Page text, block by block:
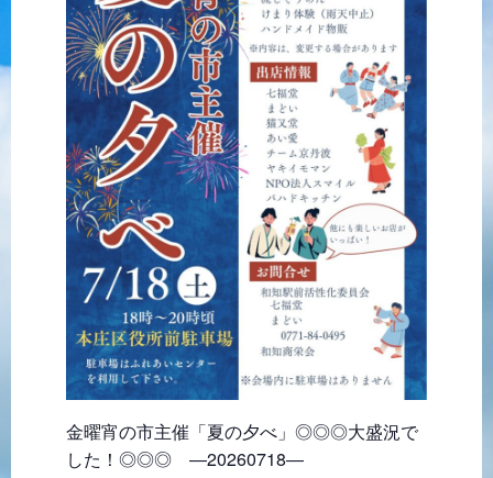
金曜宵の市主催「夏の夕べ」◎◎◎大盛況で
した！◎◎◎ ―20260718―